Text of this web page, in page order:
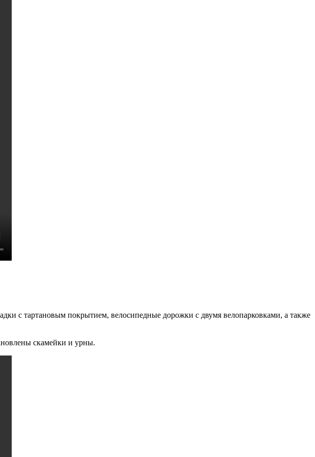
с тартановым покрытием, велосипедные дорожки с двумя велопарковками, а также
скамейки и урны.